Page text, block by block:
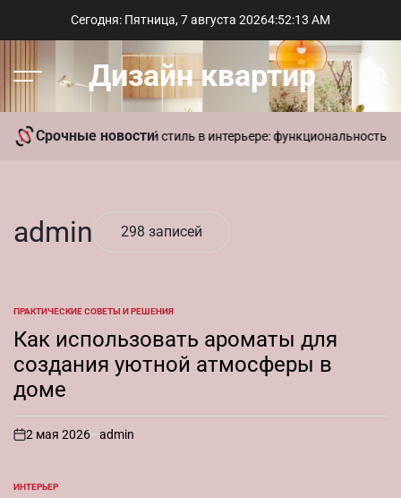
Сегодня: Пятница, 7 августа 20264:52:13 AM
Меню Дизайн квартир
Срочные новости
в домеСовременный стиль в интерьере: функциональность и
admin 298 записей
ОПУБЛИКОВАНО
В
ПРАКТИЧЕСКИЕ СОВЕТЫ И РЕШЕНИЯ
Как использовать ароматы для
создания уютной атмосферы в
доме
on
2 мая 2026 admin
ОПУБЛИКОВАНО
ИНТЕРЬЕР